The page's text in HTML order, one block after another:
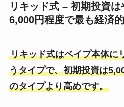
リキッド式 – 初期投資は
6,000円程度で最も経済的
リキッド式はベイプ本体に
うタイプで、初期投資は
のタイプより高めです​。